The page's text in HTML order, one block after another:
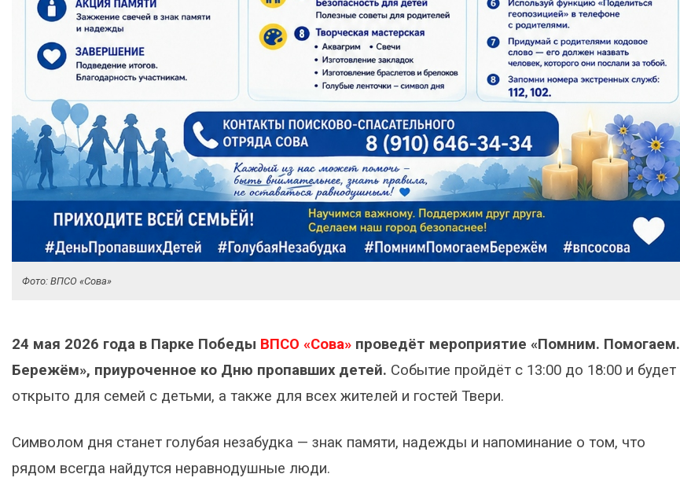
Фото: ВПСО «Сова»
24 мая 2026 года в Парке Победы ВПСО «Сова» проведёт мероприятие «Помним. Помогаем.
Бережём», приуроченное ко Дню пропавших детей. Событие пройдёт с 13:00 до 18:00 и будет
открыто для семей с детьми, а также для всех жителей и гостей Твери.
Символом дня станет голубая незабудка — знак памяти, надежды и напоминание о том, что
рядом всегда найдутся неравнодушные люди.